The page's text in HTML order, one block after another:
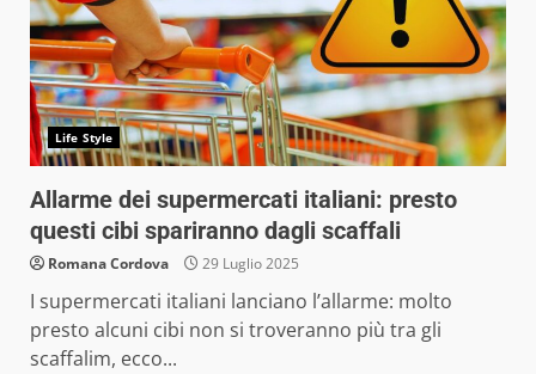
Life Style
Allarme dei supermercati italiani: presto
questi cibi spariranno dagli scaffali
Romana Cordova 29 Luglio 2025
I supermercati italiani lanciano l’allarme: molto
presto alcuni cibi non si troveranno più tra gli
scaffalim, ecco...